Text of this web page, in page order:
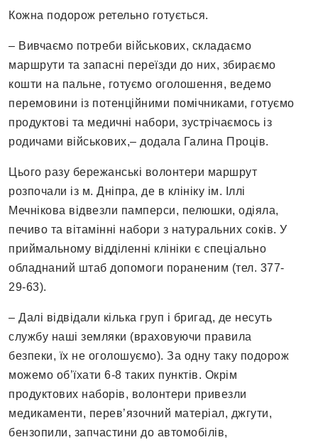
Кожна подорож ретельно готується.
– Вивчаємо потреби військових, складаємо
маршрути та запасні переїзди до них, збираємо
кошти на пальне, готуємо оголошення, ведемо
перемовини із потенційними помічниками, готуємо
продуктові та медичні набори, зустрічаємось із
родичами військових,– додала Галина Проців.
Цього разу бережанські волонтери маршрут
розпочали із м. Дніпра, де в клініку ім. Іллі
Мечнікова відвезли памперси, пелюшки, одіяла,
печиво та вітамінні набори з натуральних соків. У
приймальному відділенні клініки є спеціально
обладнаний штаб допомоги пораненим (тел. 377-
29-63).
– Далі відвідали кілька груп і бригад, де несуть
службу наші земляки (враховуючи правила
безпеки, їх не оголошуємо). За одну таку подорож
можемо об’їхати 6-8 таких пунктів. Окрім
продуктових наборів, волонтери привезли
медикаменти, перев’язочний матеріал, джгути,
бензопили, запчастини до автомобілів,